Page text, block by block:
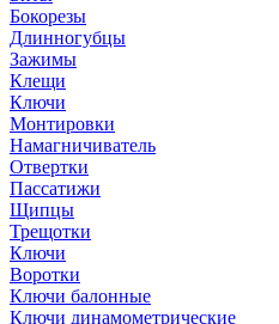
Бокорезы
Длинногубцы
Зажимы
Клещи
Ключи
Монтировки
Намагничиватель
Отвертки
Пассатижи
Щипцы
Трещотки
Ключи
Воротки
Ключи балонные
Ключи динамометрические